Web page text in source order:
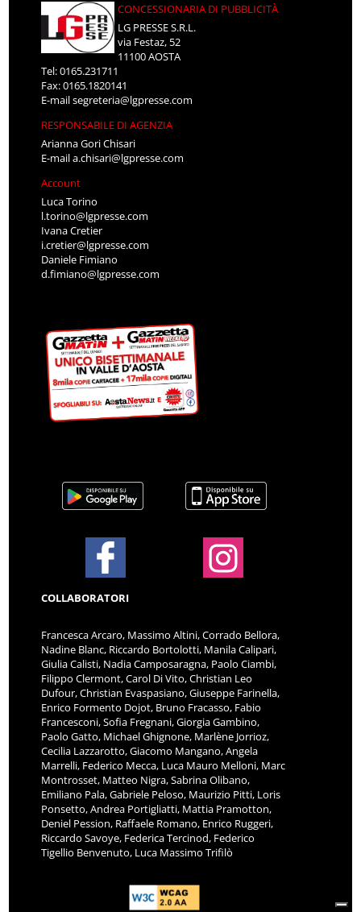
CONCESSIONARIA DI PUBBLICITÀ
LG PRESSE S.R.L.
via Festaz, 52
11100 AOSTA
Tel: 0165.231711
Fax: 0165.1820141
E-mailsegreteria@lgpresse.com
RESPONSABILE DI AGENZIA
Arianna Gori Chisari
E-maila.chisari@lgpresse.com
Account
Luca Torino
l.torino@lgpresse.com
Ivana Cretier
i.cretier@lgpresse.com
Daniele Fimiano
d.fimiano@lgpresse.com
COLLABORATORI
Francesca Arcaro, Massimo Altini, Corrado Bellora,
Nadine Blanc, Riccardo Bortolotti, Manila Calipari,
Giulia Calisti, Nadia Camposaragna, Paolo Ciambi,
Filippo Clermont, Carol Di Vito, Christian Leo
Dufour, Christian Evaspasiano, Giuseppe Farinella,
Enrico Formento Dojot, Bruno Fracasso, Fabio
Francesconi, Sofia Fregnani, Giorgia Gambino,
Paolo Gatto, Michael Ghignone, Marlène Jorrioz,
Cecilia Lazzarotto, Giacomo Mangano, Angela
Marrelli, Federico Mecca, Luca Mauro Melloni, Marc
Montrosset, Matteo Nigra, Sabrina Olibano,
Emiliano Pala, Gabriele Peloso, Maurizio Pitti, Loris
Ponsetto, Andrea Portigliatti, Mattia Pramotton,
Deniel Pession, Raffaele Romano, Enrico Ruggeri,
Riccardo Savoye, Federica Tercinod, Federico
Tigellio Benvenuto, Luca Massimo Trifilò